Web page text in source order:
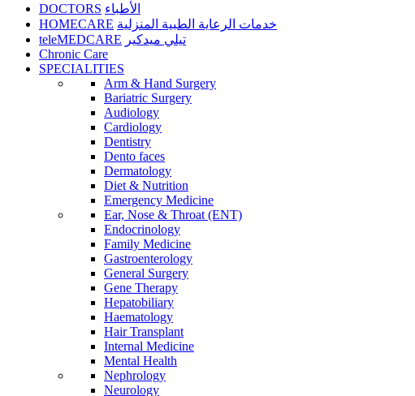
DOCTORS الأطباء
HOMECARE خدمات الرعاية الطبية المنزلية
teleMEDCARE تيلي ميدكير
Chronic Care
SPECIALITIES
Arm & Hand Surgery
Bariatric Surgery
Audiology
Cardiology
Dentistry
Dento faces
Dermatology
Diet & Nutrition
Emergency Medicine
Ear, Nose & Throat (ENT)
Endocrinology
Family Medicine
Gastroenterology
General Surgery
Gene Therapy
Hepatobiliary
Haematology
Hair Transplant
Internal Medicine
Mental Health
Nephrology
Neurology